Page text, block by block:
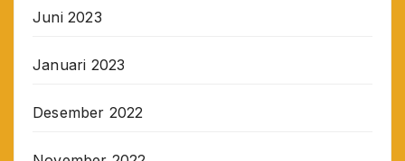
Juni 2023
Januari 2023
Desember 2022